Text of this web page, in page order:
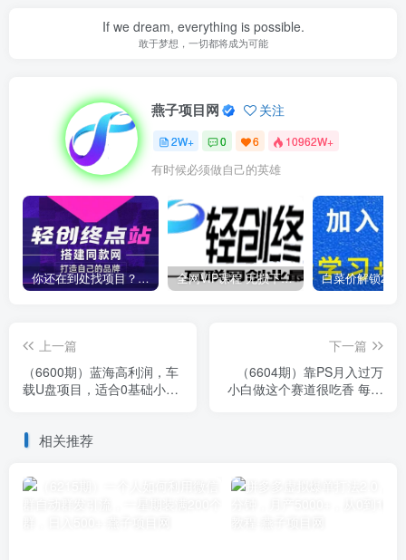
If we dream, everything is possible.
敢于梦想，一切都将成为可能
燕子项目网 关注
2W+ 0 6 10962W+
有时候必须做自己的英雄
你还在到处找项目？还在当韭菜？我靠卖项目一个月收入5万+，曾经我也是个失败者。 全网VIP课程 无损下载~
上一篇
（6600期）蓝海高利润，车
载U盘项目，适合0基础小
下一篇
（6604期）靠PS月入过万
小白做这个赛道很吃香 每天
相关推荐